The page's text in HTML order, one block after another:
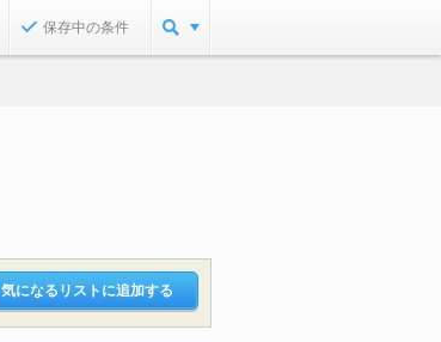
保存中の条件
気になるリストに追加する